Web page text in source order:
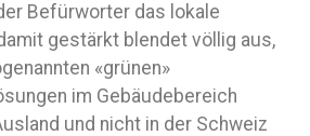
Befürworter das lokale
gestärkt blendet völlig aus,
«grünen»
im Gebäudebereich
und nicht in der Schweiz